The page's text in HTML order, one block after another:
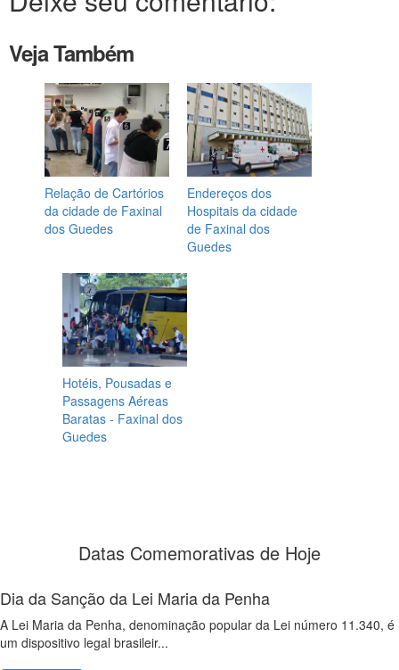
Veja Também
Relação de Cartórios
da cidade de Faxinal
dos Guedes
Endereços dos
Hospitais da cidade
de Faxinal dos
Guedes
Hotéis, Pousadas e
Passagens Aéreas
Baratas - Faxinal dos
Guedes
Datas Comemorativas de Hoje
Dia da Sanção da Lei Maria da Penha
A Lei Maria da Penha, denominação popular da Lei número 11.340, é
um dispositivo legal brasileir...